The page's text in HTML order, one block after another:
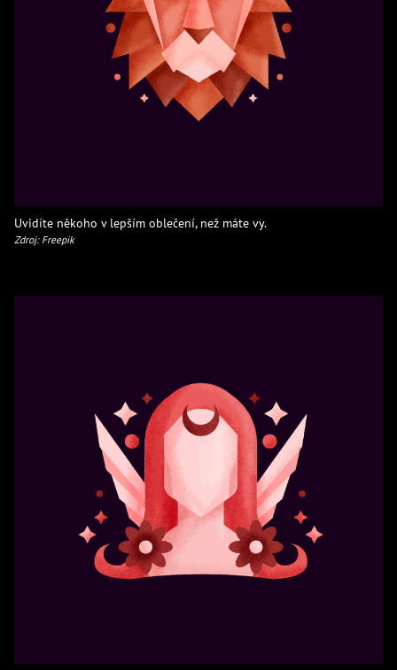
Uvidíte někoho v lepším oblečení, než máte vy.
Zdroj: Freepik